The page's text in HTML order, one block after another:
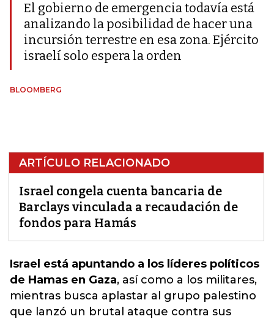
El gobierno de emergencia todavía está
analizando la posibilidad de hacer una
incursión terrestre en esa zona. Ejército
israelí solo espera la orden
BLOOMBERG
ARTÍCULO RELACIONADO
Israel congela cuenta bancaria de
Barclays vinculada a recaudación de
fondos para Hamás
Israel está apuntando a los líderes políticos
de Hamas en Gaza, así como a los militares,
mientras busca aplastar al grupo palestino
que lanzó un brutal ataque contra sus